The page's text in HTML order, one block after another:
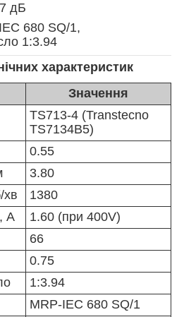
дБ
680 SQ/1,
1:3.94
характеристик
Значення
TS713-4 (Transtecno
TS7134B5)
0.55
3.80
хв
1380
А
1.60 (при 400V)
66
0.75
1:3.94
MRP-IEC 680 SQ/1